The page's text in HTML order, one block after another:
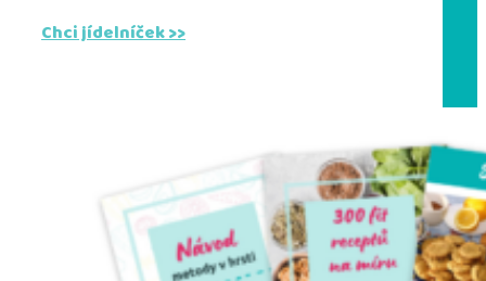
Chci jídelníček >>